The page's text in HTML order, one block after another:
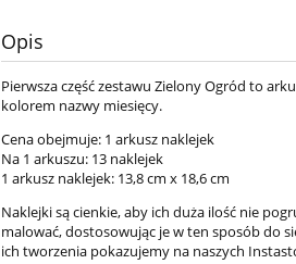
Opis
Pierwsza część zestawu Zielony Ogród to
kolorem nazwy miesięcy.
Cena obejmuje: 1 arkusz naklejek
Na 1 arkuszu: 13 naklejek
1 arkusz naklejek: 13,8 cm x 18,6 cm
Naklejki są cienkie, aby ich duża ilość nie
malować, dostosowując je w ten sposób do
ich tworzenia pokazujemy na naszych